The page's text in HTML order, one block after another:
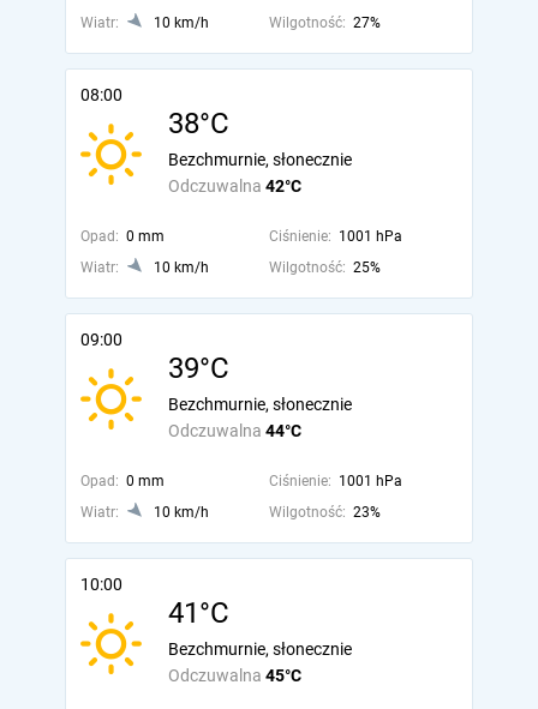
Wiatr: 10 km/h Wilgotność: 27%
08:00
38°C
Odczuwalna 42°C
Bezchmurnie, słonecznie
Opad: 0 mm Ciśnienie: 1001 hPa
Wiatr:
10 km/h Wilgotność: 25%
09:00
39°C
Odczuwalna 44°C
Bezchmurnie, słonecznie
Opad: 0 mm Ciśnienie: 1001 hPa
Wiatr:
10 km/h Wilgotność: 23%
10:00
41°C
Odczuwalna 45°C
Bezchmurnie, słonecznie